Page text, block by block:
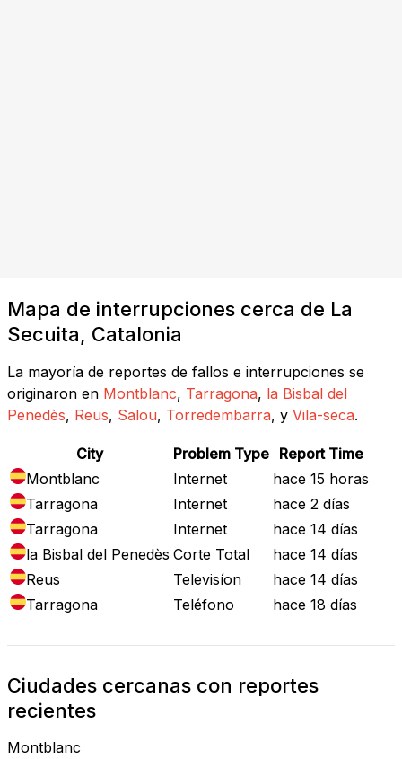
Mapa de interrupciones cerca de La
Secuita, Catalonia
La mayoría de reportes de fallos e interrupciones se
originaron en Montblanc, Tarragona, la Bisbal del
Penedès, Reus, Salou, Torredembarra, y Vila-seca.
City Problem Type Report Time
Montblanc
Internet
hace 15 horas
Tarragona
Internet
hace 2 días
Tarragona
Internet
hace 14 días
la Bisbal del Penedès Corte Total
hace 14 días
Reus
Televisíon
hace 14 días
Tarragona
Teléfono hace 18 días
Ciudades cercanas con reportes
recientes
Montblanc